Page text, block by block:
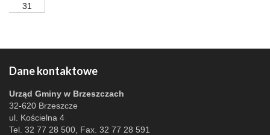
31
Dane kontaktowe
Urząd Gminy w Brzeszczach
32-620 Brzeszcze
ul. Kościelna 4
Tel. 32 77 28 500, Fax. 32 77 28 591